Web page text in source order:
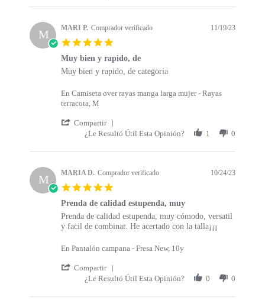
M MARI P. Comprador verificado 11/19/23
Muy bien y rapido, de
Review by MARI P. on 19 Nov 2023
review stating Muy bien y rapido, de
Muy bien y rapido, de categoria
En Camiseta over rayas manga larga mujer - Rayas
terracota, M
Compartir
¿Le Resultó Útil Esta Opinión?
1 0
M MARIA D. Comprador verificado 10/24/23
Prenda de calidad estupenda, muy
Review by MARIA D. on 24 Oct 2023
review stating Prenda de calidad estupenda, muy
Prenda de calidad estupenda, muy cómodo, versatil
y facil de combinar. He acertado con la talla¡¡¡
En Pantalón campana - Fresa New, 10y
Compartir
¿Le Resultó Útil Esta Opinión?
0 0